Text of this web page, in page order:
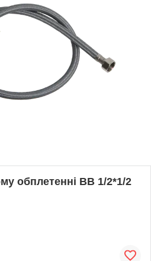
обплетенні ВВ 1/2*1/2